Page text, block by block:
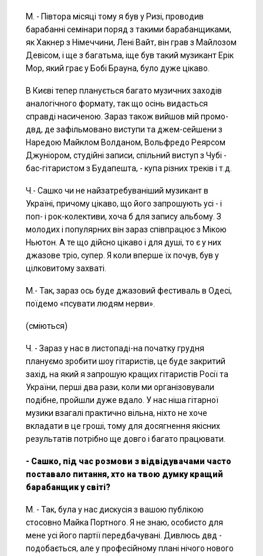
М. - Півтора місяці тому я був у Ризі, проводив
барабанні семінари поряд з такими барабанщиками,
як Хакнер з Німеччини, Лені Вайт, він грав з Майлозом
Девісом, і ще з багатьма, іще був такий музикант Ерік
Мор, який грає у Бобі Брауна, було дуже цікаво.
В Києві тепер планується багато музичних заходів
аналогічного формату, так що осінь видасться
справді насиченою. Зараз також вийшов мій промо-
двд, де зафільмовано виступи та джем-сейшени з
Наредою Майклом Волданом, Вольфредо Реярсом
Джуніором, студійні записи, спільний виступ з Чубі -
бас-гітаристом з Будапешта, - купа різних треків і т.д.
Ч.- Сашко чи не найзатребуваніший музикант в
Україні, причому цікаво, що його запрошують усі - і
поп- і рок-колективи, хоча б для запису альбому. З
молодих і популярних він зараз співпрацює з Мікою
Ньютон. А те що дійсно цікаво і для душі, то є у них
джазове тріо, супер. Я коли вперше їх почув, був у
цілковитому захваті.
М.- Так, зараз ось буде джазовий фестиваль в Одесі,
поїдемо «псувати людям нерви».
(сміються)
Ч. - Зараз у нас в листопаді-на початку грудня
плануємо зробити шоу гітаристів, це буде закритий
захід, на який я запрошую кращих гітаристів Росії та
України, перші два рази, коли ми організовували
подібне, пройшли дуже вдало. У нас ніша гітарної
музики взагалі практично вільна, ніхто не хоче
вкладати в це гроші, тому для досягнення якісних
результатів потрібно ще довго і багато працювати.
- Сашко, під час розмови з відвідувачами часто
поставало питання, хто на твою думку кращий
барабанщик у світі?
М. - Так, була у нас дискусія з вашою публікою
стосовно Майка Портного. Я не знаю, особисто для
мене усі його партії передбачувані. Дивлюсь двд -
подобається, але у професійному плані нічого нового